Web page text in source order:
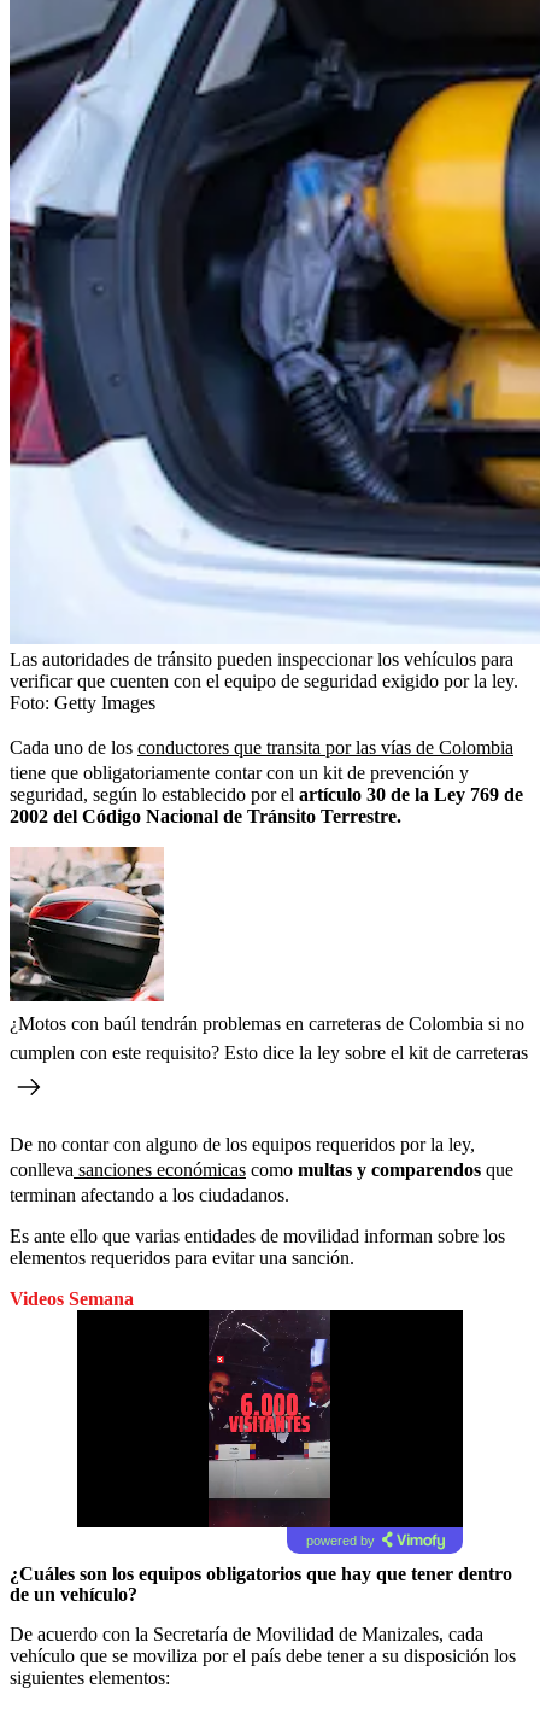
Las autoridades de tránsito pueden inspeccionar los vehículos para
verificar que cuenten con el equipo de seguridad exigido por la ley.
Foto: Getty Images
Cada uno de los conductores que transita por las vías de Colombia
tiene que obligatoriamente contar con un kit de prevención y
seguridad, según lo establecido por el artículo 30 de la Ley 769 de
2002 del Código Nacional de Tránsito Terrestre.
¿Motos con baúl tendrán problemas en carreteras de Colombia si no
cumplen con este requisito? Esto dice la ley sobre el kit de carreteras
De no contar con alguno de los equipos requeridos por la ley,
conlleva sanciones económicas como multas y comparendos que
terminan afectando a los ciudadanos.
Es ante ello que varias entidades de movilidad informan sobre los
elementos requeridos para evitar una sanción.
Videos Semana
powered by
¿Cuáles son los equipos obligatorios que hay que tener dentro
de un vehículo?
De acuerdo con la Secretaría de Movilidad de Manizales, cada
vehículo que se moviliza por el país debe tener a su disposición los
siguientes elementos: